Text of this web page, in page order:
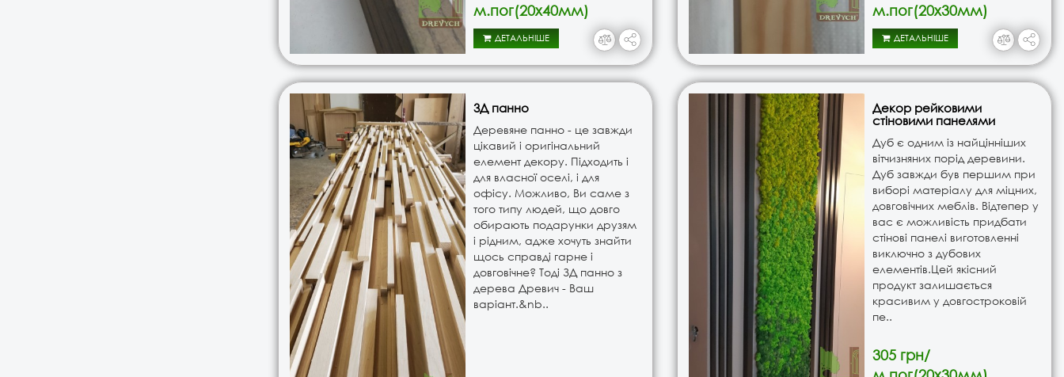
м.пог(20х40мм)
ДЕТАЛЬНІШЕ
м.пог(20х30мм)
ДЕТАЛЬНІШЕ
3Д панно
Деревяне панно - це завжди
цікавий і оригінальний
елемент декору. Підходить і
для власної оселі, і для
офісу. Можливо, Ви саме з
того типу людей, що довго
обирають подарунки друзям
і рідним, адже хочуть знайти
щось справді гарне і
довговічне? Тоді ЗД панно з
дерева Древич - Ваш
варіант.&nb..
Декор рейковими
стіновими панелями
Дуб є одним із найцінніших
вітчизняних порід деревини.
Дуб завжди був першим при
виборі матеріалу для міцних,
довговічних меблів. Відтепер у
вас є можливість придбати
стінові панелі виготовленні
виключно з дубових
елементів.Цей якісний
продукт залишається
красивим у довгостроковій
пе..
305 грн/